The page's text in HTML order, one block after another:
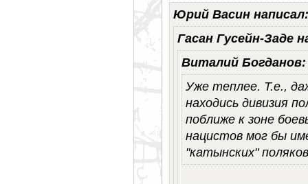
Юрий Васин написал:
Гасан Гусейн-Заде
Виталий Богданов:
Уже теплее. Т.е.,
находись дивизия
поближе к зоне
нацистов мог бы
"катынских"